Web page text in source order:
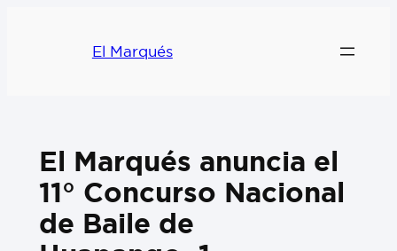
El Marqués
El Marqués anuncia el
11° Concurso Nacional
de Baile de